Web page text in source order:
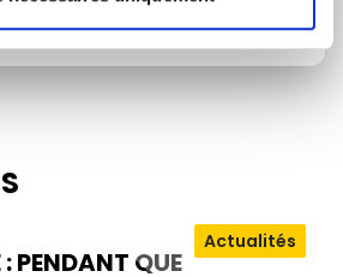
PENDANT QUE
Actualités